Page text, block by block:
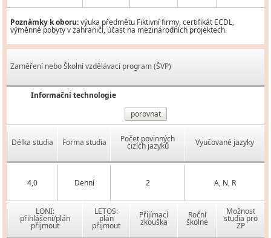
Poznámky k oboru:výuka předmětu Fiktivní firmy, certifikát ECDL,
výměnné pobyty v zahraničí, účast na mezinárodních projektech.
Zaměření nebo Školní vzdělávací program (ŠVP)
Informační technologie
porovnat
Délka studia Forma studia Počet povinných
cizích jazyků Vyučované jazyky
4,0 Denní 2 A, N, R
LONI:
přihlášení/plán
přijmout
LETOS:
plán
přijmout
Přijímací
zkouška
Roční
školné
Možnost
studia pro
ZP